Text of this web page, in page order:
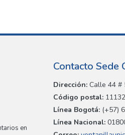
en
Contacto Sede
Dirección: Calle 44 #
Código postal:
Línea Bogotá: (+57)
Línea Nacional: